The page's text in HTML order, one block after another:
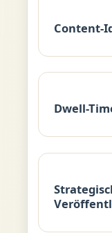
Content-
Dwell-